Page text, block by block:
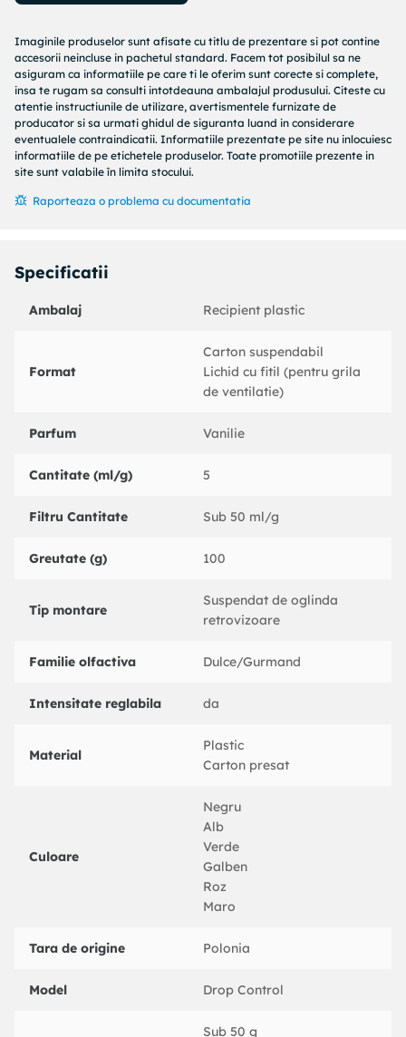
cu un parfum lichid, plasat intr-un suport exterior. Parfumul
Instructiuni de utilizare:
1. Indepartati produsul din folie.
2. Rupeti partea superioara a recipientului din plastic,
inclinati-l si turnati o picatura din compozitie pe celuloza.
Avantaje produs odorizant oglinda retrovizoare
Parfum lichid controlabil
– dozare personalizata
+ recipient cu picurator inclus
Tehnologie
MEMBRANA cu evaporare treptata
retrovizoare
mai exista lichid
Nu murdareste si nu picura accidental
Imaginile produselor sunt afisate cu titlu de prezentare si pot contine
accesorii neincluse in pachetul standard. Facem tot posibilul sa ne
asiguram ca informatiile pe care ti le oferim sunt corecte si complete,
insa te rugam sa consulti intotdeauna ambalajul produsului. Citeste cu
atentie instructiunile de utilizare, avertismentele furnizate de
producator si sa urmati ghidul de siguranta luand in considerare
eventualele contraindicatii. Informatiile prezentate pe site nu inlocuiesc
informatiile de pe etichetele produselor. Toate promotiile prezente in
site sunt valabile în limita stocului.
Raporteaza o problema cu documentatia
Specificatii
Ambalaj Recipient plastic
Format
Carton suspendabil
Lichid cu fitil (pentru grila
de ventilatie)
Parfum Vanilie
Cantitate (ml/g) 5
Filtru Cantitate Sub 50 ml/g
Greutate (g) 100
Tip montare
Suspendat de oglinda
retrovizoare
Familie olfactiva Dulce/Gurmand
Intensitate reglabila da
Material
Plastic
Carton presat
Culoare
Negru
Alb
Verde
Galben
Roz
Maro
Tara de origine Polonia
Model Drop Control
Sub 50 g